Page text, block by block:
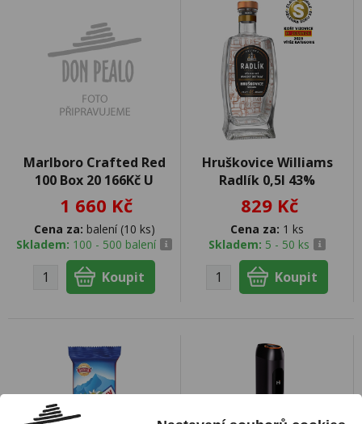
Marlboro Crafted Red
100 Box 20 166Kč U
1 660 Kč
Cena za: balení (10 ks)
Skladem: 100 - 500 balení
Hruškovice Williams
Radlík 0,5l 43%
829 Kč
Cena za: 1 ks
Skladem: 5 - 50 ks